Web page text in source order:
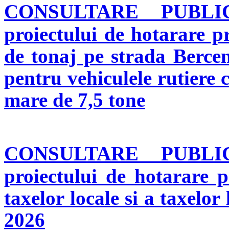
CONSULTARE
proiectului de hotarare
de tonaj pe strada
pentru vehiculele rutiere
mare de 7,5 tone
CONSULTARE
proiectului de hotarare
taxelor locale si a
2026